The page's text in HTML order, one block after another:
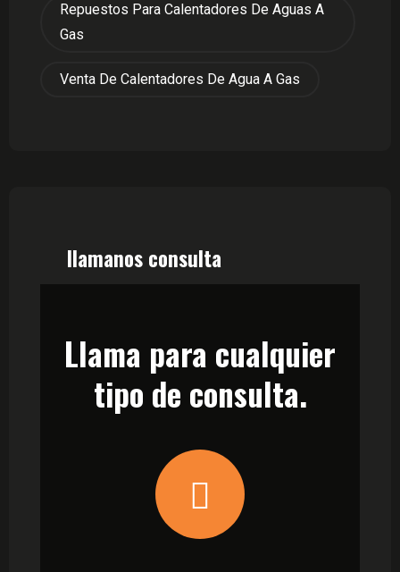
Repuestos Para Calentadores De Aguas A
Gas
Venta De Calentadores De Agua A Gas
llamanos consulta
Llama para cualquier
tipo de consulta.